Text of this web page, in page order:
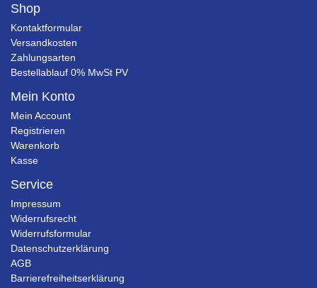
Shop
Kontaktformular
Versandkosten
Zahlungsarten
Bestellablauf 0% MwSt PV
Mein Konto
Mein Account
Registrieren
Warenkorb
Kasse
Service
Impressum
Widerrufsrecht
Widerrufsformular
Datenschutzerklärung
AGB
Barrierefreiheitserklärung